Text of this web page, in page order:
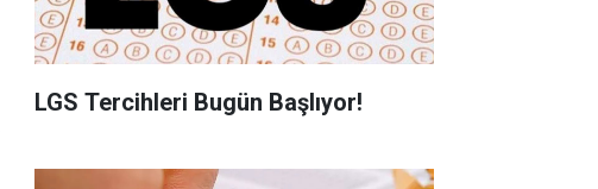
LGS Tercihleri Bugün Başlıyor!